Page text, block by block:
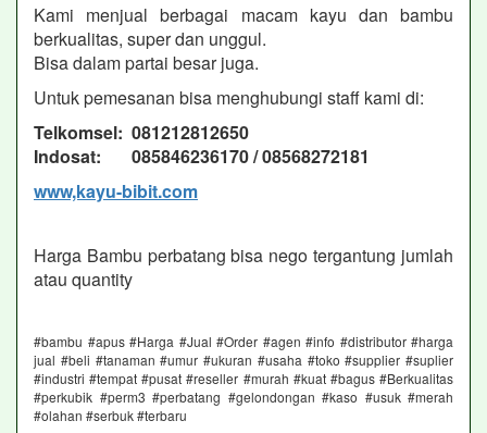
Kami menjual berbagai macam kayu dan bambu
berkualitas, super dan unggul.
Bisa dalam partai besar juga.
Untuk pemesanan bisa menghubungi staff kami di:
Telkomsel: 081212812650
Indosat: 085846236170 / 08568272181
www,kayu-bibit.com
Harga Bambu perbatang bisa nego tergantung jumlah
atau quantity
#bambu #apus #Harga #Jual #Order #agen #info #distributor #harga
jual #beli #tanaman #umur #ukuran #usaha #toko #supplier #suplier
#industri #tempat #pusat #reseller #murah #kuat #bagus #Berkualitas
#perkubik #perm3 #perbatang #gelondongan #kaso #usuk #merah
#olahan #serbuk #terbaru